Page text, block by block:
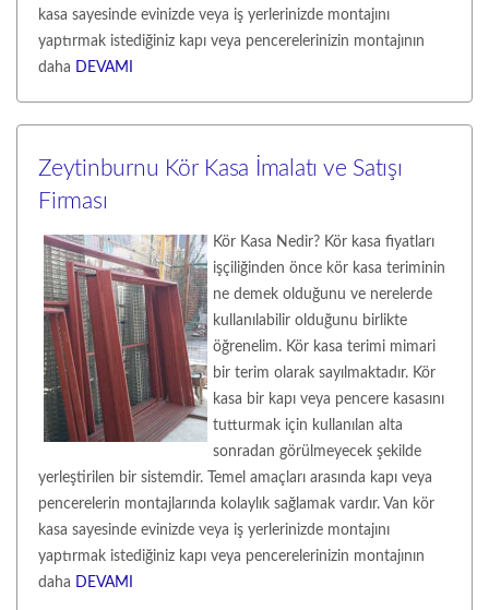
kasa sayesinde evinizde veya iş yerlerinizde montajını
yaptırmak istediğiniz kapı veya pencerelerinizin montajının
daha DEVAMI
Zeytinburnu Kör Kasa İmalatı ve Satışı
Firması
Kör Kasa Nedir? Kör kasa fiyatları
işçiliğinden önce kör kasa teriminin
ne demek olduğunu ve nerelerde
kullanılabilir olduğunu birlikte
öğrenelim. Kör kasa terimi mimari
bir terim olarak sayılmaktadır. Kör
kasa bir kapı veya pencere kasasını
tutturmak için kullanılan alta
sonradan görülmeyecek şekilde
yerleştirilen bir sistemdir. Temel amaçları arasında kapı veya
pencerelerin montajlarında kolaylık sağlamak vardır. Van kör
kasa sayesinde evinizde veya iş yerlerinizde montajını
yaptırmak istediğiniz kapı veya pencerelerinizin montajının
daha DEVAMI